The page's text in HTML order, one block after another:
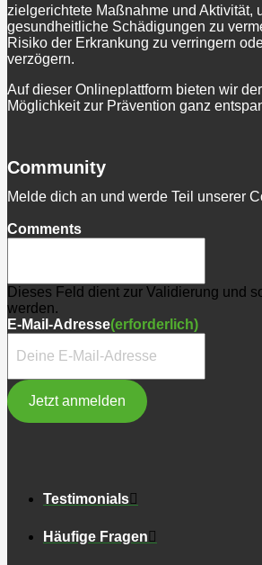
zielgerichtete Maßnahme und Aktivität,
gesundheitliche Schädigungen zu
Risiko der Erkrankung zu verringern
verzögern.
Auf dieser Onlineplattform bieten wir
Möglichkeit zur Prävention ganz
Community
Melde dich an und werde Teil unserer
Comments
Dieses Feld dient zur Validierung und
werden.
E-Mail-Adresse(erforderlich)
Testimonials
Häufige Fragen